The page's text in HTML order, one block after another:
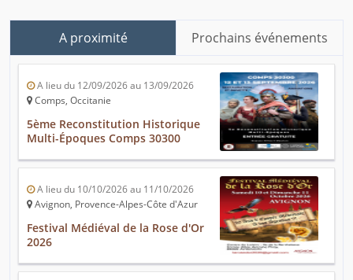
A proximité Prochains événements
A lieu du 12/09/2026 au 13/09/2026
Comps, Occitanie
5ème Reconstitution Historique
Multi-Époques Comps 30300
A lieu du 10/10/2026 au 11/10/2026
Avignon, Provence-Alpes-Côte d'Azur
Festival Médiéval de la Rose d'Or
2026